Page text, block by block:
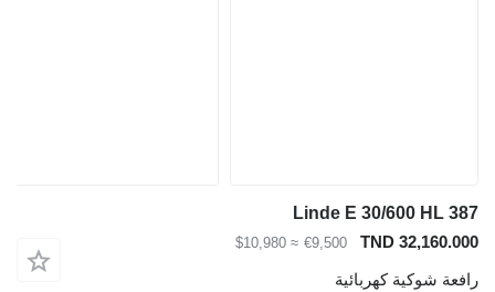
Linde E 30/600 HL 387
TND 32,160.000
€9,500
≈ $10,980
رافعة شوكية كهربائية